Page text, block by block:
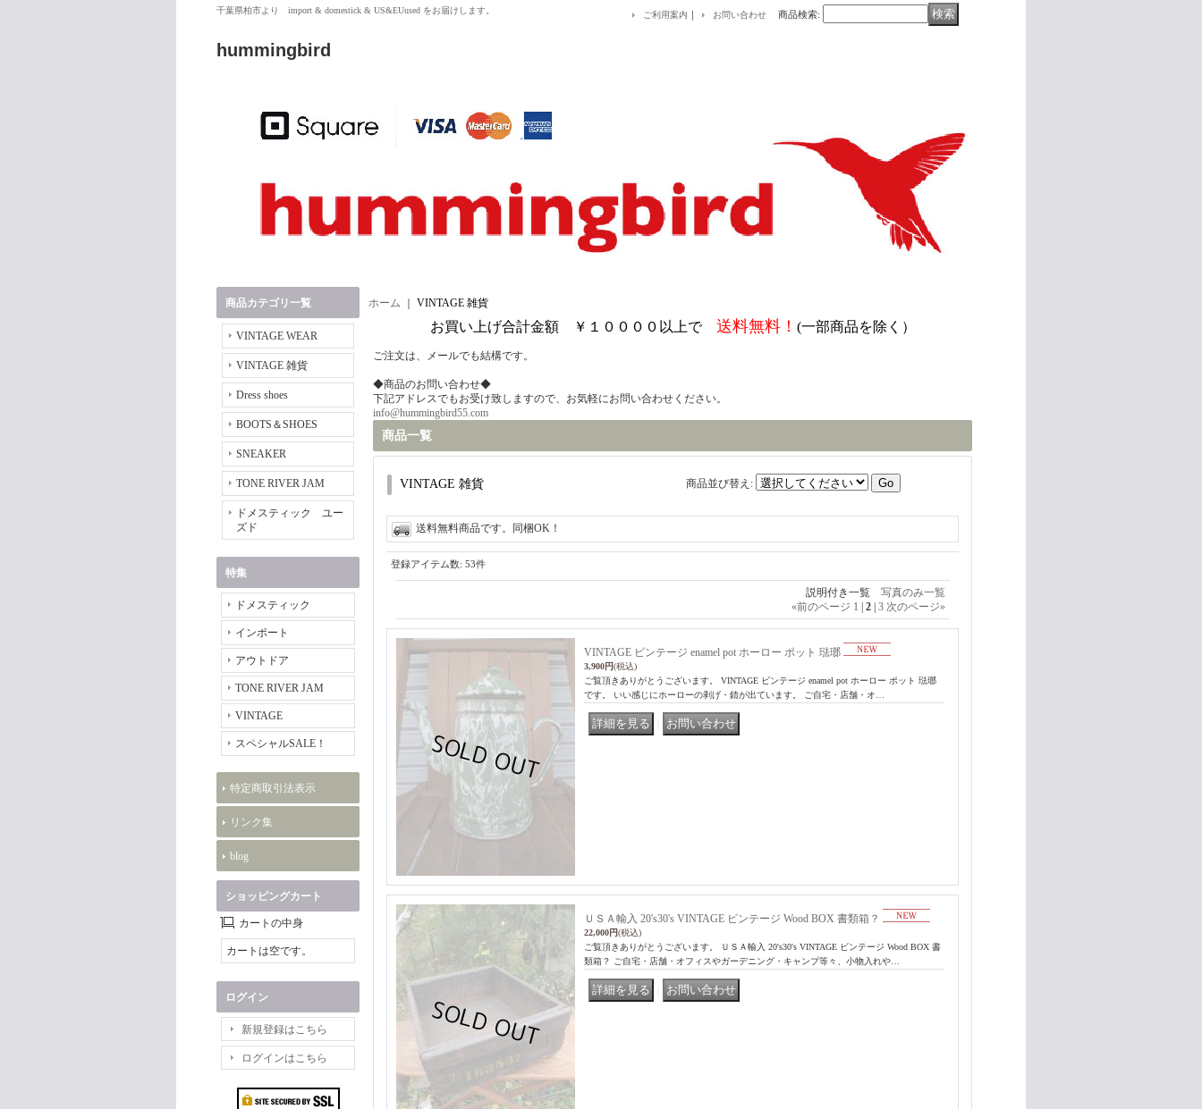
千葉県柏市より import & domestick & US&EUused をお届けします。
hummingbird
ご利用案内 ｜ お問い合わせ 商品検索:
商品カテゴリ一覧
VINTAGE WEAR
VINTAGE 雑貨
Dress shoes
BOOTS＆SHOES
SNEAKER
TONE RIVER JAM
ドメスティック ユー
ズド
特集
ドメスティック
インポート
アウトドア
TONE RIVER JAM
VINTAGE
スペシャルSALE！
特定商取引法表示
リンク集
blog
ショッピングカート
カートの中身
カートは空です。
ログイン
新規登録はこちら
ログインはこちら
ホーム VINTAGE 雑貨
お買い上げ合計金額 ￥１００００以上で 送料無料！ (一部商品を除く）
ご注文は、メールでも結構です。
◆商品のお問い合わせ◆
下記アドレスでもお受け致しますので、お気軽にお問い合わせください。
info@hummingbird55.com
商品一覧
VINTAGE 雑貨 商品並び替え :
送料無料商品です。同梱OK！
登録アイテム数: 53件
説明付き一覧 写真のみ一覧
«前のページ 1 2 3 次のページ»
VINTAGE ビンテージ enamel pot ホーロー ポット 琺瑯
3,900円(税込)
ご覧頂きありがとうございます。 VINTAGE ビンテージ enamel pot ホーロー ポット 琺瑯
です。 いい感じにホーローの剥げ・錆が出ています。 ご自宅・店舗・オ…
ＵＳＡ輸入 20's30's VINTAGE ビンテージ Wood BOX 書類箱？
22,000円(税込)
ご覧頂きありがとうございます。 ＵＳＡ輸入 20's30's VINTAGE ビンテージ Wood BOX 書
類箱？ ご自宅・店舗・オフィスやガーデニング・キャンプ等々、小物入れや…